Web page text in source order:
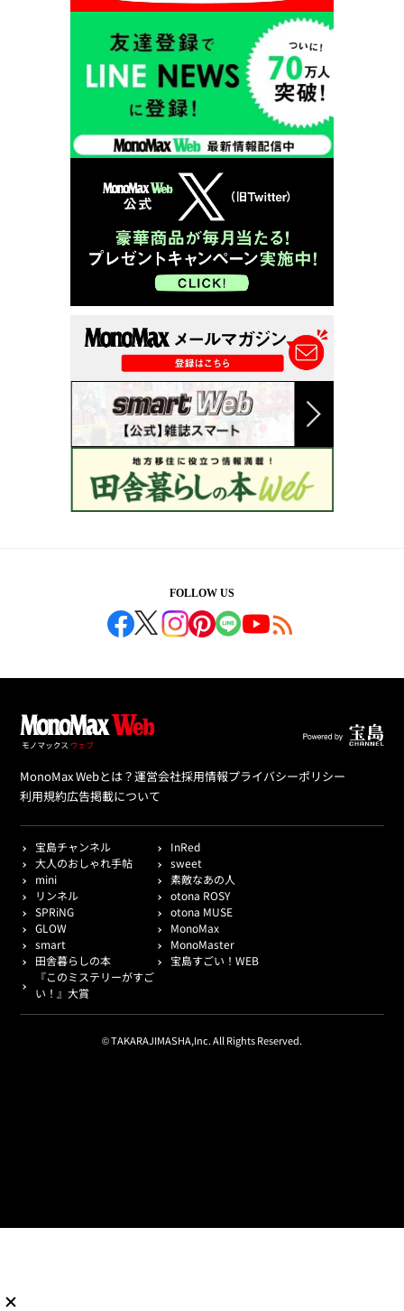
FOLLOW US
MonoMax Webとは？運営会社採用情報プライバシーポリシー
利用規約広告掲載について
宝島チャンネル
InRed
大人のおしゃれ手帖
sweet
mini
素敵なあの人
リンネル
otona ROSY
SPRiNG
otona MUSE
GLOW
MonoMax
smart
MonoMaster
田舎暮らしの本
宝島すごい！WEB
『このミステリーがすご
い！』大賞
© TAKARAJIMASHA,Inc. All Rights Reserved.